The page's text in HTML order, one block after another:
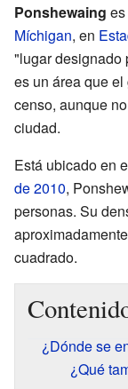
Ponshewaing
Míchigan, en
"lugar designado
es un área que
censo, aunque
ciudad.
Está ubicado en
de 2010,
personas. Su
cuadrado.
¿Dónde se
¿Qué